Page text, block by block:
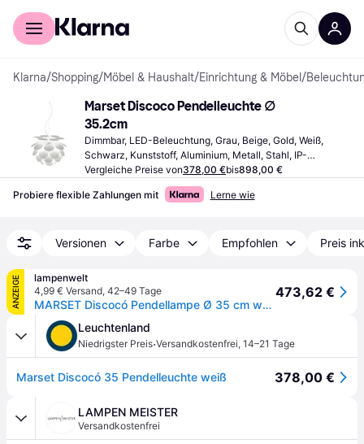
Für Shopper
Klarna/Shopping/Möbel & Haushalt/Einrichtung & Möbel /
Marset Discoco Pendelleuchte ∅
35.2cm
Dimmbar, LED-Beleuchtung, Grau, Beige, Gold, Weiß,
Schwarz, Kunststoff, Aluminium, Metall, Stahl, IP-
Schutzart: IP20, Lampensockel: E27, E14
Vergleiche Preise von378,00 €bis898,00 €
Probiere flexible Zahlungen mit Lerne wie
Versionen Farbe Empfohlen Preis
ANZEIGE
lampenwelt
4,99 € Versand, 42–49 Tage
MARSET Discocó Pendellampe Ø 35 cm weiß
473,62 €
Leuchtenland
Niedrigster Preis·Versandkostenfrei, 14–21 Tage
Marset Discocó 35 Pendelleuchte weiß 378,00 €
LAMPEN MEISTER
Versandkostenfrei